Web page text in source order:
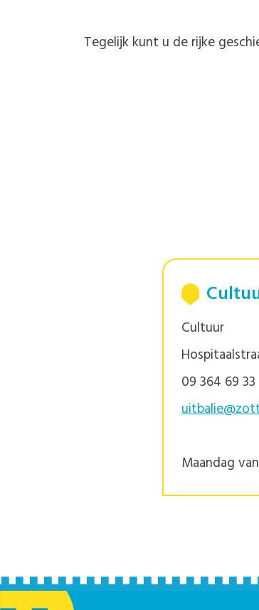
Tegelijk kunt u de rijke
Cultuur
09 364 69 33
Maandag